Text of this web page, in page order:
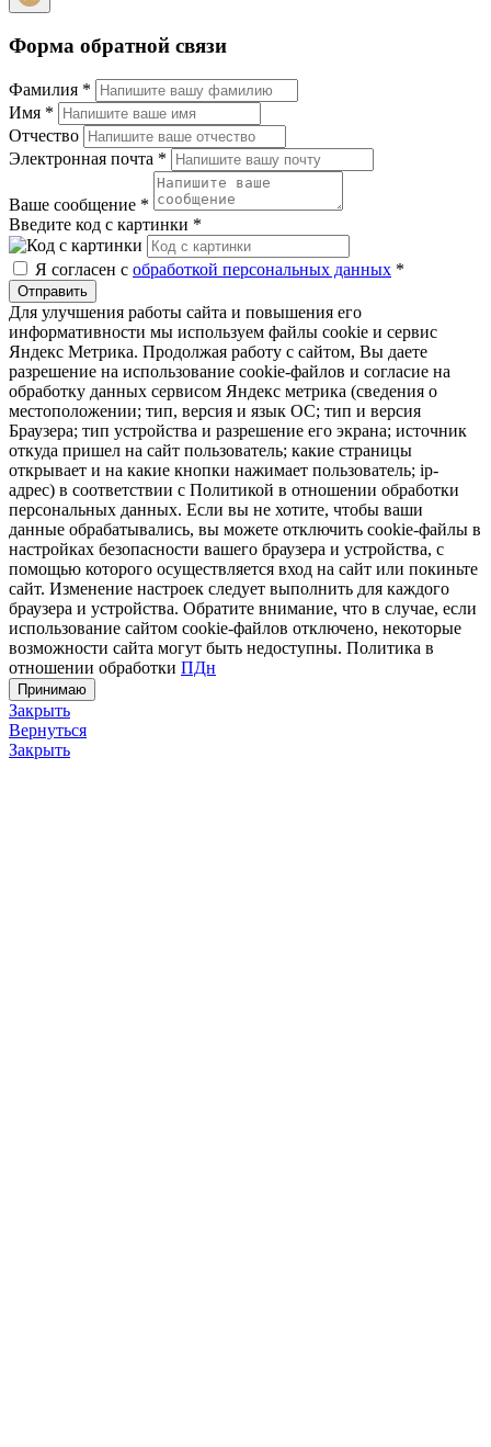
Форма обратной связи
Фамилия *
Имя *
Отчество
Электронная почта *
Ваше сообщение *
Введите код с картинки *
Я согласен с обработкой персональных данных *
Отправить
Для улучшения работы сайта и повышения его
информативности мы используем файлы cookie и сервис
Яндекс Метрика. Продолжая работу с сайтом, Вы даете
разрешение на использование cookie-файлов и согласие на
обработку данных сервисом Яндекс метрика (сведения о
местоположении; тип, версия и язык ОС; тип и версия
Браузера; тип устройства и разрешение его экрана; источник
откуда пришел на сайт пользователь; какие страницы
открывает и на какие кнопки нажимает пользователь; ip-
адрес) в соответствии с Политикой в отношении обработки
персональных данных. Если вы не хотите, чтобы ваши
данные обрабатывались, вы можете отключить cookie-файлы в
настройках безопасности вашего браузера и устройства, с
помощью которого осуществляется вход на сайт или покиньте
сайт. Изменение настроек следует выполнить для каждого
браузера и устройства. Обратите внимание, что в случае, если
использование сайтом cookie-файлов отключено, некоторые
возможности сайта могут быть недоступны. Политика в
отношении обработки ПДн
Принимаю
Закрыть
Вернуться
Закрыть